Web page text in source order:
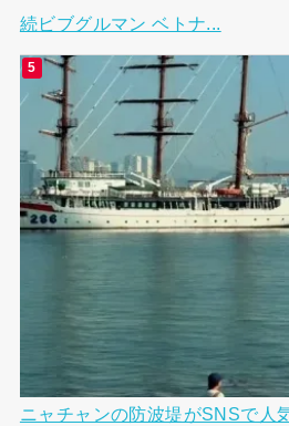
続ビブグルマン ベトナ...
ニャチャンの防波堤がSNSで人